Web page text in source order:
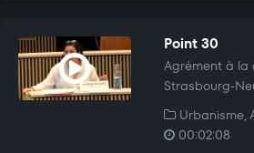
Point 30
Agrément à la
Strasbourg-
Urbanisme,
00:02:08